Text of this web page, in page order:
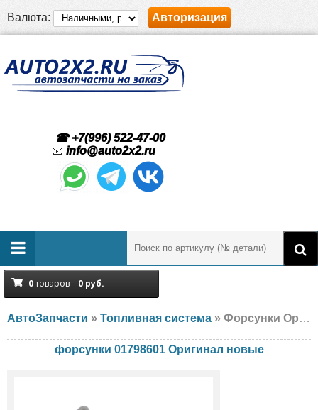
Валюта: Авторизация
☎ +7(996) 522-47-00
📧 info@auto2x2.ru
0товаров – 0 руб.
АвтоЗапчасти » Топливная система » Форсунки Оригинал 01798601 Bomag, новые
форсунки 01798601 Оригинал новые